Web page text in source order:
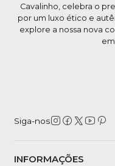
Cavalinho, celebra o
por um luxo ético e
explore a nossa nova
Siga-nos
INFORMAÇÕES